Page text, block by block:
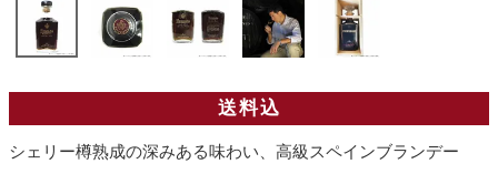
送料込
シェリー樽熟成の深みある味わい、高級スペインブランデー